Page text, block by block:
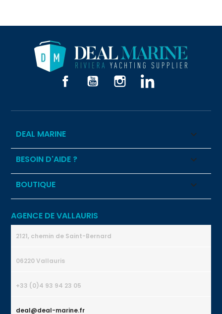
FacebookYouTube Instagram
DEAL MARINE 
BESOIN D'AIDE ? 
BOUTIQUE 
AGENCE DE VALLAURIS
2121, chemin de Saint-Bernard
06220 Vallauris
+33 (0)4 93 94 23 05
deal@deal-marine.fr